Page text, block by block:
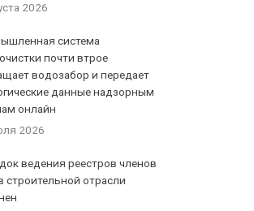
2026
система
почти втрое
водозабор и передает
данные надзорным
онлайн
2026
ведения реестров членов
строительной отрасли